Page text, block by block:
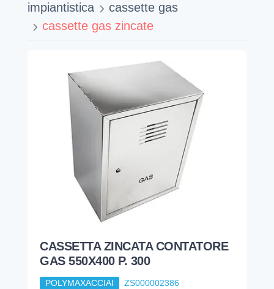
impiantistica
cassette gas
cassette gas zincate
CASSETTA ZINCATA CONTATORE
GAS 550X400 P. 300
POLYMAXACCIAI ZS000002386